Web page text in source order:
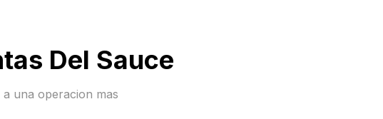
Del Sauce
una operacion mas